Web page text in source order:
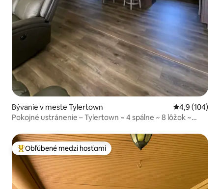
Bývanie v meste Tylertown Priemerné
4,9 (104)
Pokojné ustránenie – Tylertown ~ 4 spálne ~ 8 lôžok ~
Najobľúbenejšie medzi hosťami
Obľúbené medzi hosťami